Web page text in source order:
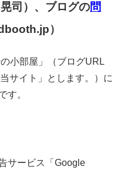
司）、ブログの問
）
の小部屋」（ブログURL
サイト」とします。）に
す。
サービス「Google